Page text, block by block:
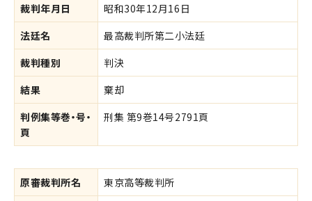
裁判年月日
昭和30年12月16日
法廷名
最高裁判所第二小法廷
裁判種別
判決
結果
棄却
判例集等巻・号・
頁
刑集 第9巻14号2791頁
原審裁判所名
東京高等裁判所